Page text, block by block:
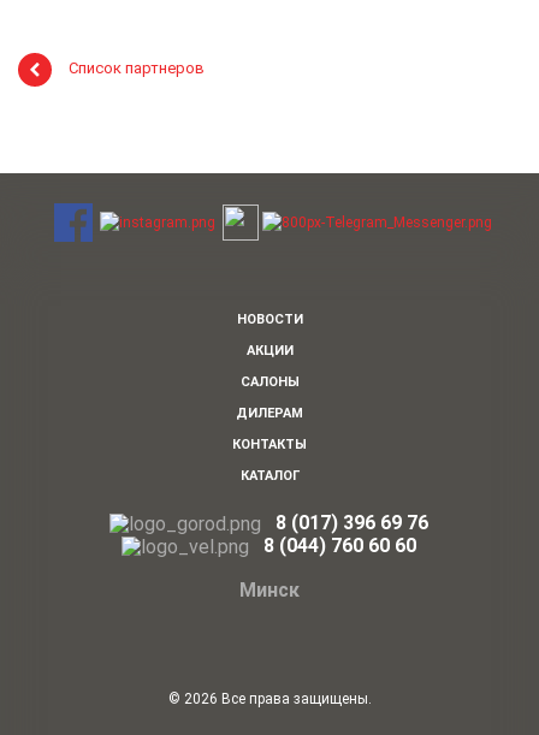
Список партнеров
НОВОСТИ
АКЦИИ
САЛОНЫ
ДИЛЕРАМ
КОНТАКТЫ
КАТАЛОГ
8 (017) 396 69 76
8 (044) 760 60 60
Минск
© 2026 Все права защищены.